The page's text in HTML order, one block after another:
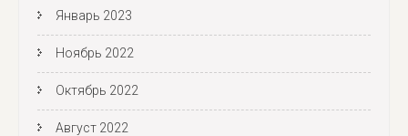
Январь 2023
Ноябрь 2022
Октябрь 2022
Август 2022